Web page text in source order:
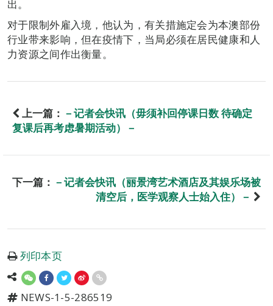
出。
对于限制外雇入境，他认为，有关措施定会为本澳部份
行业带来影响，但在疫情下，当局必须在居民健康和人
力资源之间作出衡量。
上一篇： －记者会快讯（毋须补回停课日数 待确定
复课后再考虑暑期活动）－
下一篇： －记者会快讯（丽景湾艺术酒店及其娱乐场被
清空后，医学观察人士始入住）－
列印本页
NEWS-1-5-286519